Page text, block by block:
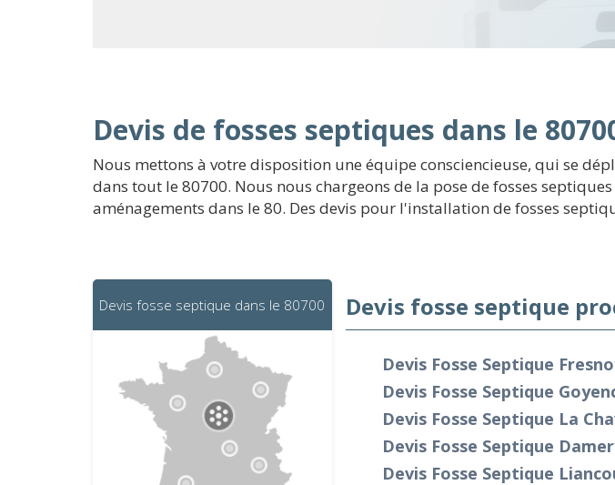
Devis de fosses septiques dans le
Nous mettons à votre disposition une équipe consciencieuse, qui se
dans tout le 80700. Nous nous chargeons de la pose de fosses
aménagements dans le 80. Des devis pour l'installation de fosses
Devis fosse septique dans le 80700 Devis fosse septique
Devis Fosse Septique
Devis Fosse Septique
Devis Fosse Septique La
Devis Fosse Septique
Devis Fosse Septique